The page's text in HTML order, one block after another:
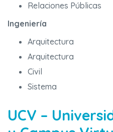
Relaciones Públicas
Ingeniería
Arquitectura
Arquitectura
Civil
Sistema
UCV –